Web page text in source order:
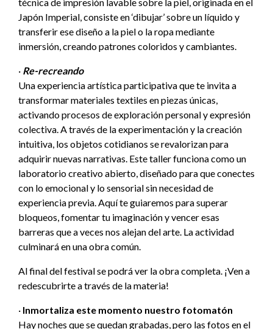
Japón Imperial, consiste en ‘dibujar’ sobre un líquido y
transferir ese diseño a la piel o la ropa mediante
inmersión, creando patrones coloridos y cambiantes.
· Re-recreando
Una experiencia artística participativa que te invita a
transformar materiales textiles en piezas únicas,
activando procesos de exploración personal y expresión
colectiva. A través de la experimentación y la creación
intuitiva, los objetos cotidianos se revalorizan para
adquirir nuevas narrativas. Este taller funciona como un
laboratorio creativo abierto, diseñado para que conectes
con lo emocional y lo sensorial sin necesidad de
experiencia previa. Aquí te guiaremos para superar
bloqueos, fomentar tu imaginación y vencer esas
barreras que a veces nos alejan del arte. La actividad
culminará en una obra común.
Al final del festival se podrá ver la obra completa. ¡Ven a
redescubrirte a través de la materia!
· Inmortaliza este momento nuestro fotomatón
Hay noches que se quedan grabadas, pero las fotos en el